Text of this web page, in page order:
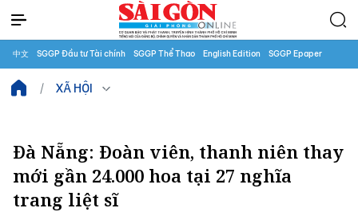
中文 SGGP Đầu tư Tài chính SGGP Thể Thao English Edition SGGP Epaper
XÃ HỘI
Đà Nẵng: Đoàn viên, thanh niên thay
mới gần 24.000 hoa tại 27 nghĩa
trang liệt sĩ